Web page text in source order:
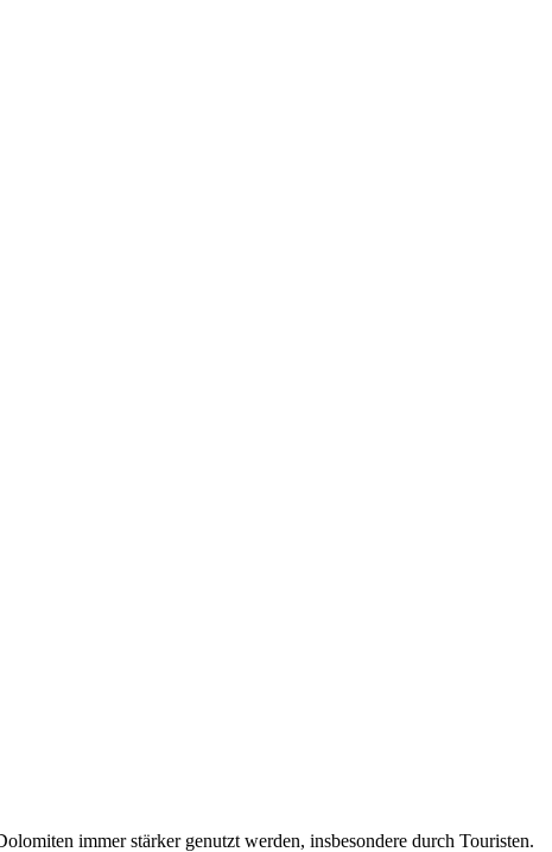
immer stärker genutzt werden, insbesondere durch Touristen.